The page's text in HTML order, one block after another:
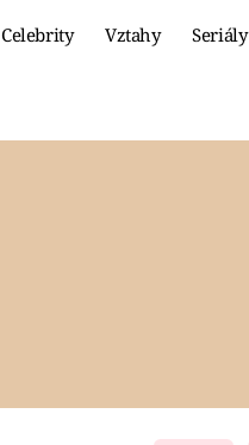
Celebrity Vztahy Seriály